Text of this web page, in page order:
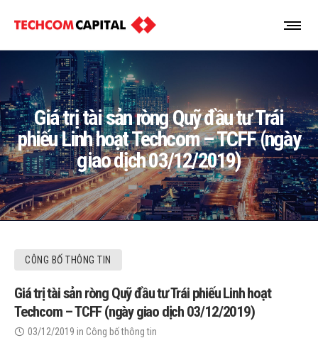
Giá trị tài sản ròng Quỹ đầu tư Trái
phiếu Linh hoạt Techcom – TCFF (ngày
giao dịch 03/12/2019)
CÔNG BỐ THÔNG TIN
Giá trị tài sản ròng Quỹ đầu tư Trái phiếu Linh hoạt
Techcom – TCFF (ngày giao dịch 03/12/2019)
03/12/2019 in Công bố thông tin